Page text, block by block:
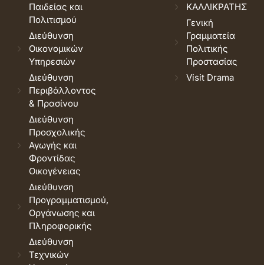
Παιδείας και
Πολιτισμού
Διεύθυνση
Οικονομικών
Υπηρεσιών
Διεύθυνση
Περιβάλλοντος
& Πρασίνου
Διεύθυνση
Προσχολικής
Αγωγής και
Φροντίδας
Οικογένειας
Διεύθυνση
Προγραμματισμού,
Οργάνωσης και
Πληροφορικής
Διεύθυνση
Τεχνικών
ΚΑΛΛΙΚΡΑΤΗΣ
Γενική
Γραμματεία
Πολιτικής
Προστασίας
Visit Drama